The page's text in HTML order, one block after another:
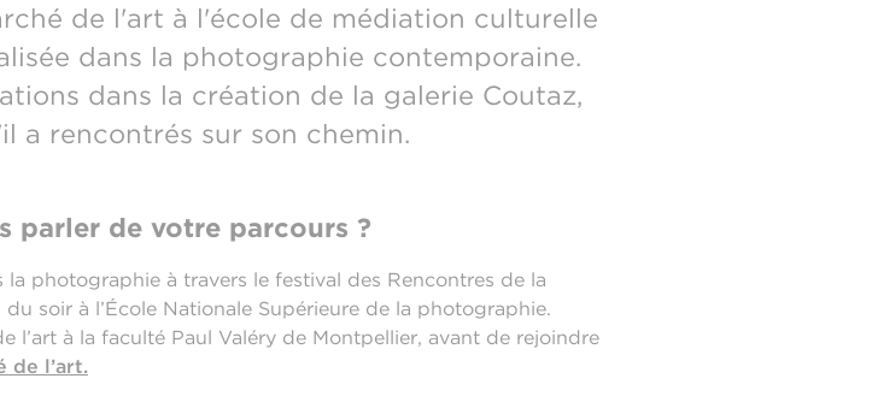
de l'art à l'école de médiation culturelle
dans la photographie contemporaine.
dans la création de la galerie Coutaz,
a rencontrés sur son chemin.
parler de votre parcours ?
la photographie à travers le festival des Rencontres de la
soir à l’École Nationale Supérieure de la photographie.
l’art à la faculté Paul Valéry de Montpellier, avant de rejoindre
de l’art.